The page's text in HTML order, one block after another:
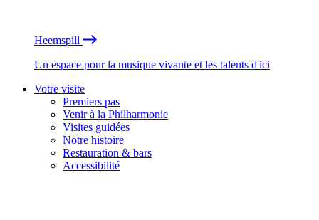
Heemspill
Un espace pour la musique vivante et les talents d'ici
Votre visite
Premiers pas
Venir à la Philharmonie
Visites guidées
Notre histoire
Restauration & bars
Accessibilité